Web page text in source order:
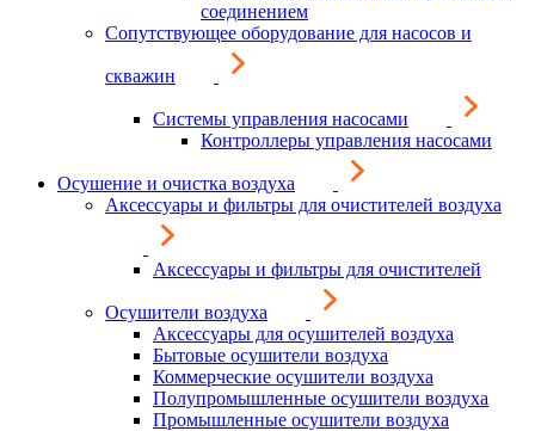
соединением
Сопутствующее оборудование для насосов и
скважин
Системы управления насосами
Контроллеры управления насосами
Осушение и очистка воздуха
Аксессуары и фильтры для очистителей воздуха
Аксессуары и фильтры для очистителей
Осушители воздуха
Аксессуары для осушителей воздуха
Бытовые осушители воздуха
Коммерческие осушители воздуха
Полупромышленные осушители воздуха
Промышленные осушители воздуха